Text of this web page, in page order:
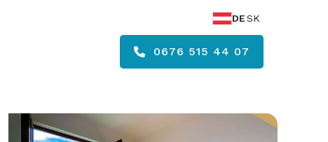
DESK
 0676 515 44 07